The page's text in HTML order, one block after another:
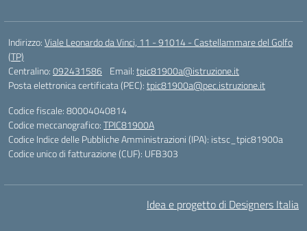
Indirizzo:Viale Leonardo da Vinci, 11 - 91014 - Castellammare del Golfo
(TP)
Centralino:092431586 Email:tpic81900a@istruzione.it
Posta elettronica certificata (PEC):tpic81900a@pec.istruzione.it
Codice fiscale: 80004040814
Codice meccanografico:TPIC81900A
Codice Indice delle Pubbliche Amministrazioni (IPA): istsc_tpic81900a
Codice unico di fatturazione (CUF): UFB303
Idea e progetto di Designers Italia